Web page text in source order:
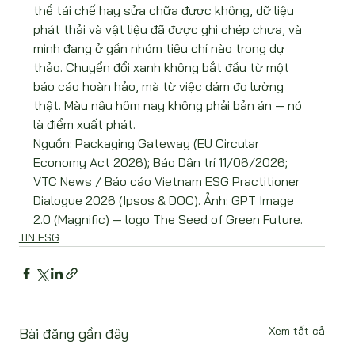
thể tái chế hay sửa chữa được không, dữ liệu
phát thải và vật liệu đã được ghi chép chưa, và
mình đang ở gần nhóm tiêu chí nào trong dự
thảo. Chuyển đổi xanh không bắt đầu từ một
báo cáo hoàn hảo, mà từ việc dám đo lường
thật. Màu nâu hôm nay không phải bản án — nó
là điểm xuất phát.
Nguồn: Packaging Gateway (EU Circular
Economy Act 2026); Báo Dân trí 11/06/2026;
VTC News / Báo cáo Vietnam ESG Practitioner
Dialogue 2026 (Ipsos & DOC). Ảnh: GPT Image
2.0 (Magnific) — logo The Seed of Green Future.
TIN ESG
Bài đăng gần đây Xem tất cả